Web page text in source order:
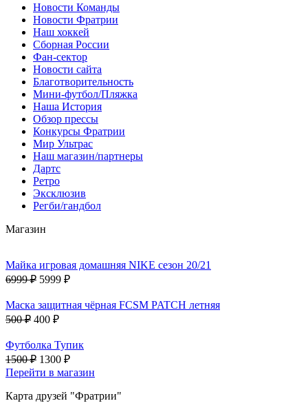
Новости Команды
Новости Фратрии
Наш хоккей
Сборная России
Фан-cектор
Новости сайта
Благотворительность
Мини-футбол/Пляжка
Наша История
Обзор прессы
Конкурсы Фратрии
Мир Ультрас
Наш магазин/партнеры
Дартс
Ретро
Эксклюзив
Регби/гандбол
Магазин
Майка игровая домашняя NIKE сезон 20/21
6999 ₽ 5999 ₽
Маска защитная чёрная FCSM PATCH летняя
500 ₽ 400 ₽
Футболка Тупик
1500 ₽ 1300 ₽
Перейти в магазин
Карта друзей "Фратрии"